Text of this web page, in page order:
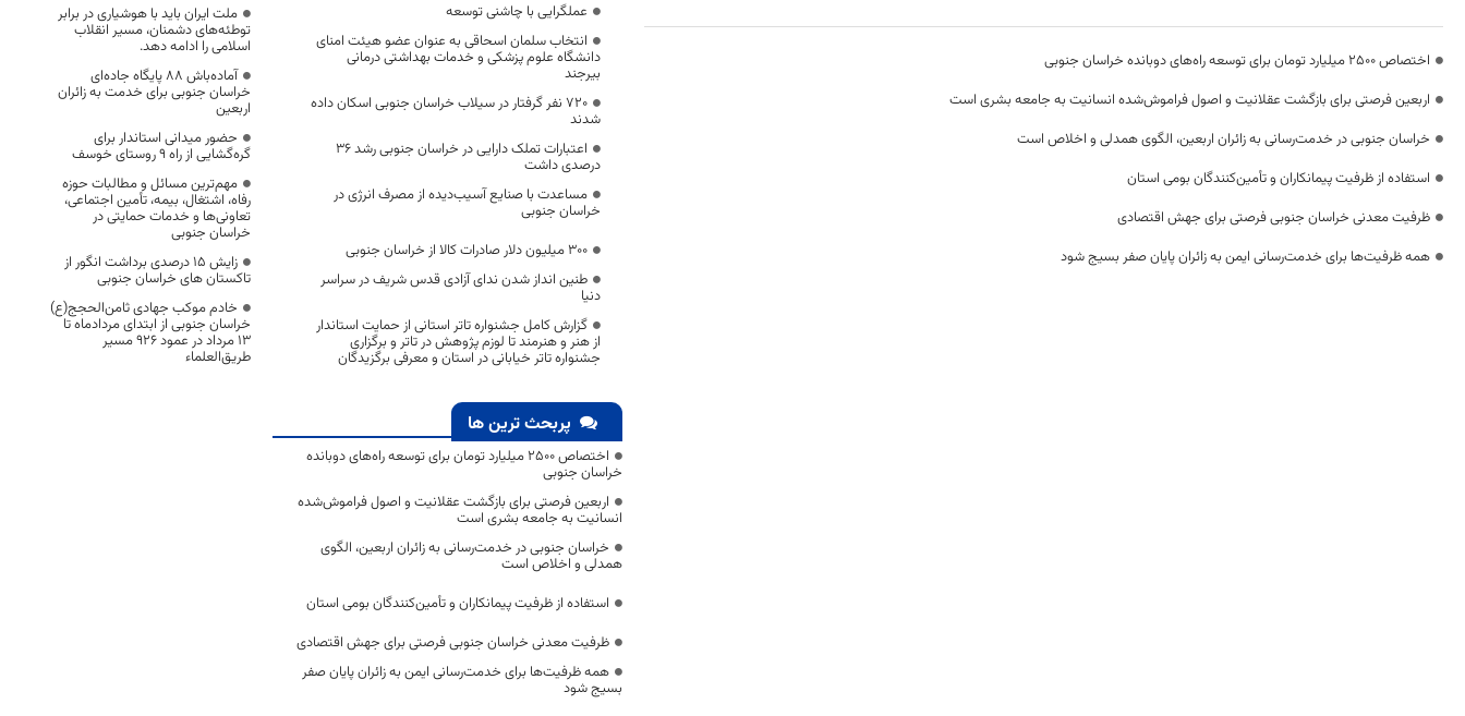
اختصاص 2500 میلیارد تومان برای توسعه راه‌های دوبانده خراسان جنوبی
اربعین فرصتی برای بازگشت عقلانیت و اصول فراموش‌شده انسانیت به جامعه بشری است
خراسان جنوبی در خدمت‌رسانی به زائران اربعین، الگوی همدلی و اخلاص است
استفاده از ظرفیت پیمانکاران و تأمین‌کنندگان بومی استان
ظرفیت معدنی خراسان جنوبی فرصتی برای جهش اقتصادی
همه ظرفیت‌ها برای خدمت‌رسانی ایمن به زائران پایان صفر بسیج شود
عملگرایی با چاشنی توسعه
انتخاب سلمان اسحاقی به عنوان عضو هیئت امنای
دانشگاه علوم پزشکی و خدمات بهداشتی درمانی
بیرجند
720 نفر گرفتار در سیلاب خراسان جنوبی اسکان داده
شدند
اعتبارات تملک دارایی در خراسان جنوبی رشد ۳۶
درصدی داشت
مساعدت با صنایع آسیب‌دیده از مصرف انرژی در
خراسان جنوبی
۳۰۰ میلیون دلار صادرات کالا از خراسان جنوبی
طنین انداز شدن ندای آزادی قدس شریف در سراسر
دنیا
گزارش کامل جشنواره تاتر استانی از حمایت استاندار
از هنر و هنرمند تا لوزم پژوهش در تاتر و برگزاری
جشنواره تاتر خیابانی در استان و معرفی برگزیدگان
پربحث ترین ها
اختصاص 2500 میلیارد تومان برای توسعه راه‌های دوبانده
خراسان جنوبی
اربعین فرصتی برای بازگشت عقلانیت و اصول فراموش‌شده
انسانیت به جامعه بشری است
خراسان جنوبی در خدمت‌رسانی به زائران اربعین، الگوی
همدلی و اخلاص است
استفاده از ظرفیت پیمانکاران و تأمین‌کنندگان بومی استان
ظرفیت معدنی خراسان جنوبی فرصتی برای جهش اقتصادی
همه ظرفیت‌ها برای خدمت‌رسانی ایمن به زائران پایان صفر
بسیج شود
ملت ایران باید با هوشیاری در برابر
توطئه‌های دشمنان، مسیر انقلاب
اسلامی را ادامه دهد.
آماده‌باش ۸۸ پایگاه جاده‌ای
خراسان جنوبی برای خدمت به زائران
اربعین
حضور میدانی استاندار برای
گره‌گشایی از راه ۹ روستای خوسف
مهم‌ترین مسائل و مطالبات حوزه
رفاه، اشتغال، بیمه، تأمین اجتماعی،
تعاونی‌ها و خدمات حمایتی در
خراسان جنوبی
زایش ۱۵ درصدی برداشت انگور از
تاکستان های خراسان جنوبی
خادم موکب جهادی ثامن‌الحجج(ع)
خراسان جنوبی از ابتدای مردادماه تا
۱۳ مرداد در عمود ۹۲۶ مسیر
طریق‌العلماء